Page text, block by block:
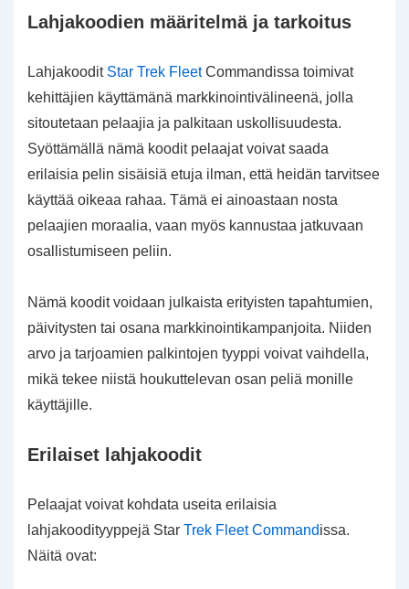
Lahjakoodien määritelmä ja tarkoitus
Lahjakoodit Star Trek FleetCommandissa toimivat
kehittäjien käyttämänä markkinointivälineenä, jolla
sitoutetaan pelaajia ja palkitaan uskollisuudesta.
Syöttämällä nämä koodit pelaajat voivat saada
erilaisia pelin sisäisiä etuja ilman, että heidän tarvitsee
käyttää oikeaa rahaa. Tämä ei ainoastaan nosta
pelaajien moraalia, vaan myös kannustaa jatkuvaan
osallistumiseen peliin.
Nämä koodit voidaan julkaista erityisten tapahtumien,
päivitysten tai osana markkinointikampanjoita. Niiden
arvo ja tarjoamien palkintojen tyyppi voivat vaihdella,
mikä tekee niistä houkuttelevan osan peliä monille
käyttäjille.
Erilaiset lahjakoodit
Pelaajat voivat kohdata useita erilaisia
lahjakoodityyppejä Star Trek Fleet Commandissa.
Näitä ovat: